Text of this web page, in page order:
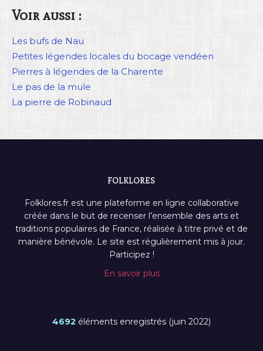
Voir aussi :
Les bufs de Nau
Petites légendes locales du bocage vendéen
Pierres à légendes de la Charente
Le pas de la mule
La pierre de Robinaud
FOLKLORES
Folklores.fr est une plateforme en ligne collaborative
créée dans le but de recenser l’ensemble des arts et
traditions populaires de France, réalisée à titre privé et de
manière bénévole. Le site est régulièrement mis à jour.
Participez !
En savoir plus
4692 éléments enregistrés (juin 2022)